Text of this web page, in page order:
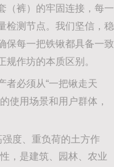
（裤）的牢固连接，每一
检测节点。我们坚信，稳
保每一把铁锹都具备一致
作坊的本质区别。
者必须从“一把锹走天
使用场景和用户群体，
强度、重负荷的土方作
，是建筑、园林、农业